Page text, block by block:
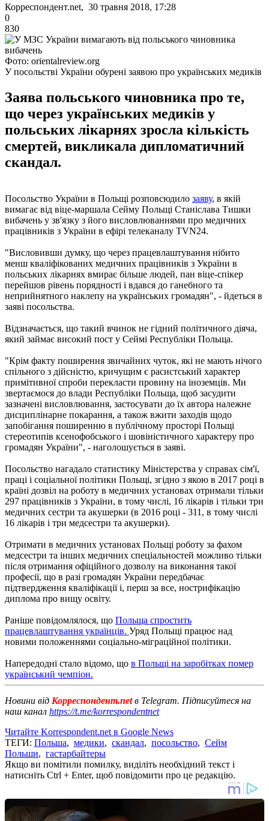
Корреспондент.net, 30 травня 2018, 17:28
0
830
Фото: orientalreview.org
У посольстві України обурені заявою про українських медиків
Заява польського чиновника про те,
що через українських медиків у
польських лікарнях зросла кількість
смертей, викликала дипломатичний
скандал.
Посольство України в Польщі розповсюдило заяву, в якій
вимагає від віце-маршала Сейму Польщі Станіслава Тишки
вибачень у зв'язку з його висловлюваннями про медичних
працівників з України в ефірі телеканалу TVN24.
"Висловивши думку, що через працевлаштування нібито
менш кваліфікованих медичних працівників з України в
польських лікарнях вмирає більше людей, пан віце-спікер
перейшов рівень порядності і вдався до ганебного та
неприйнятного наклепу на українських громадян", - йдеться в
заяві посольства.
Відзначається, що такий вчинок не гідний політичного діяча,
який займає високий пост у Сеймі Республіки Польща.
"Крім факту поширення звичайних чуток, які не мають нічого
спільного з дійсністю, кричущим є расистський характер
примітивної спроби перекласти провину на іноземців. Ми
звертаємося до влади Республіки Польща, щоб засудити
зазначені висловлювання, застосувати до їх автора належне
дисциплінарне покарання, а також вжити заходів щодо
запобігання поширенню в публічному просторі Польщі
стереотипів ксенофобського і шовіністичного характеру про
громадян України", - наголошується в заяві.
Посольство нагадало статистику Міністерства у справах сім'ї,
праці і соціальної політики Польщі, згідно з якою в 2017 році в
країні дозвіл на роботу в медичних установах отримали тільки
297 працівників з України, в тому числі, 16 лікарів і тільки три
медичних сестри та акушерки (в 2016 році - 311, в тому числі
16 лікарів і три медсестри та акушерки).
Отримати в медичних установах Польщі роботу за фахом
медсестри та інших медичних спеціальностей можливо тільки
після отримання офіційного дозволу на виконання такої
професії, що в разі громадян України передбачає
підтвердження кваліфікації і, перш за все, нострифікацію
диплома про вищу освіту.
Раніше повідомлялося, що Польща спростить
працевлаштування українців. Уряд Польщі працює над
новими положеннями соціально-міграційної політики.
Напередодні стало відомо, що в Польщі на заробітках помер
український чемпіон.
Новини від Корреспондент.netв Telegram. Підписуйтеся на
наш канал https://t.me/korrespondentnet
Читайте Korrespondent.net в Google News
ТЕГИ: Польша, медики, скандал, посольство, Сейм
Польши, гастарбайтеры
Якщо ви помітили помилку, виділіть необхідний текст і
натисніть Ctrl + Enter, щоб повідомити про це редакцію.